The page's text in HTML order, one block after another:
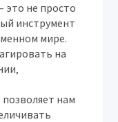
это не просто
инструмент
мире.
на
нам